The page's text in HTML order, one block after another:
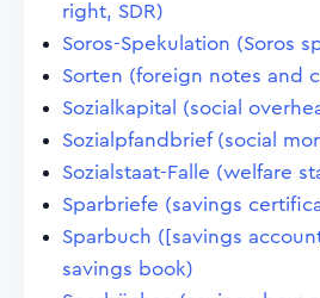
right, SDR)
Soros-Spekulation (Soros
Sorten (foreign notes and
Sozialkapital (social
Sozialpfandbrief (social
Sozialstaat-Falle (welfare
Sparbriefe (savings
Sparbuch ([savings
savings book)